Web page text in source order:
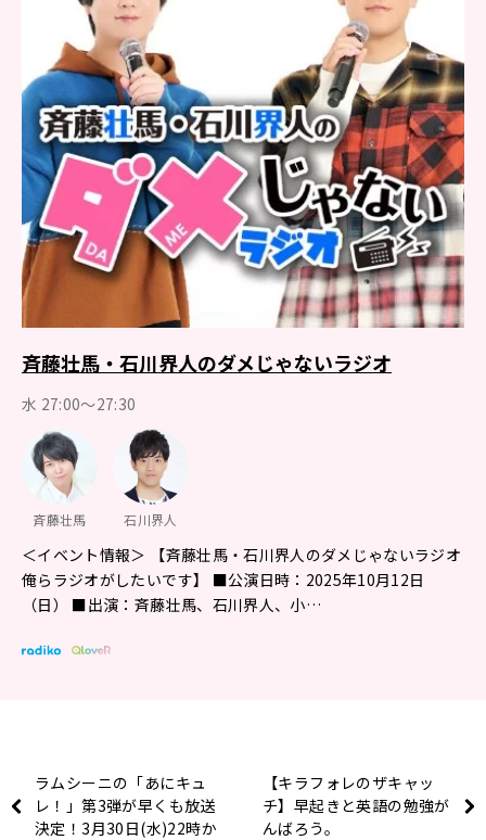
斉藤壮馬・石川界人のダメじゃないラジオ
水 27:00～27:30
斉藤壮馬 石川界人
＜イベント情報＞ 【斉藤壮馬・石川界人のダメじゃないラジオ
俺らラジオがしたいです】 ■公演日時：2025年10月12日
（日） ■出演：斉藤壮馬、石川界人、小…
ラムシーニの「あにキュ
レ！」第3弾が早くも放送
決定！3月30日(水)22時か
【キラフォレのザキャッ
チ】早起きと英語の勉強が
んばろう。